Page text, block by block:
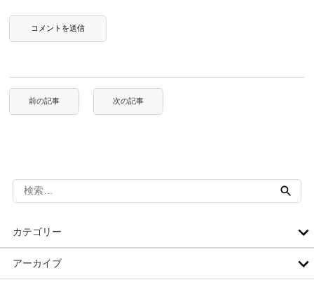
検
カテゴリー
アーカイブ